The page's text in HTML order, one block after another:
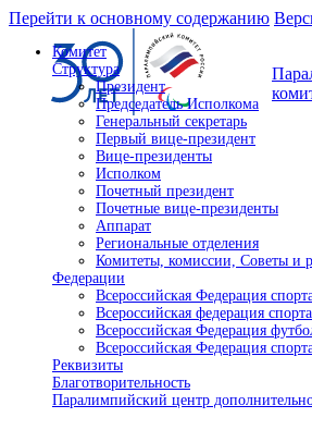
Перейти к основному содержанию
Комитет
Структура
Президент
Председатель Исполкома
Генеральный секретарь
Первый вице-президент
Вице-президенты
Исполком
Почетный президент
Почетные вице-президенты
Аппарат
Региональные отделения
Комитеты, комиссии, Советы и
Федерации
Всероссийская Федерация
Всероссийская федерация
Всероссийская Федерация
Всероссийская Федерация
Реквизиты
Благотворительность
Паралимпийский центр